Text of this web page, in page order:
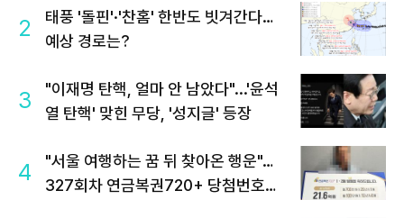
2
태풍 '돌핀'·'찬홈' 한반도 빗겨간다…
예상 경로는?
3
"이재명 탄핵, 얼마 안 남았다"...'윤석
열 탄핵' 맞힌 무당, '성지글' 등장
4
"서울 여행하는 꿈 뒤 찾아온 행운"…
327회차 연금복권720+ 당첨번호조